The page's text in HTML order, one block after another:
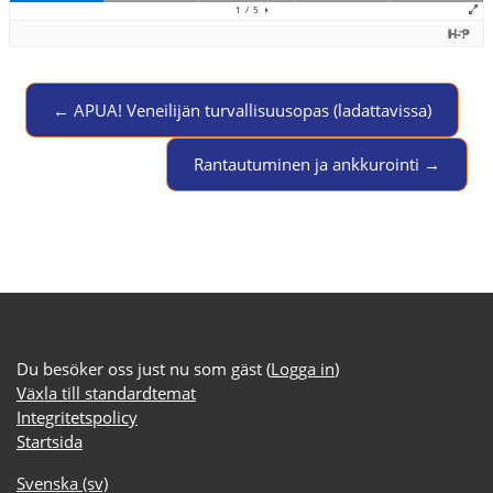
← APUA! Veneilijän turvallisuusopas (ladattavissa)
Rantautuminen ja ankkurointi →
Du besöker oss just nu som gäst (Logga in)
Växla till standardtemat
Integritetspolicy
Startsida
Svenska ‎(sv)‎